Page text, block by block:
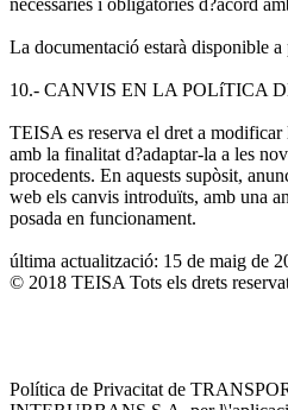
La documentació estarà disponible
10.- CANVIS EN LA POLíTICA
TEISA es reserva el dret a
amb la finalitat d?adaptar-la a les
procedents. En aquests supòsit,
web els canvis introduïts, amb una
posada en funcionament.
última actualització: 15 de maig de
© 2018 TEISA Tots els drets
Política de Privacitat de